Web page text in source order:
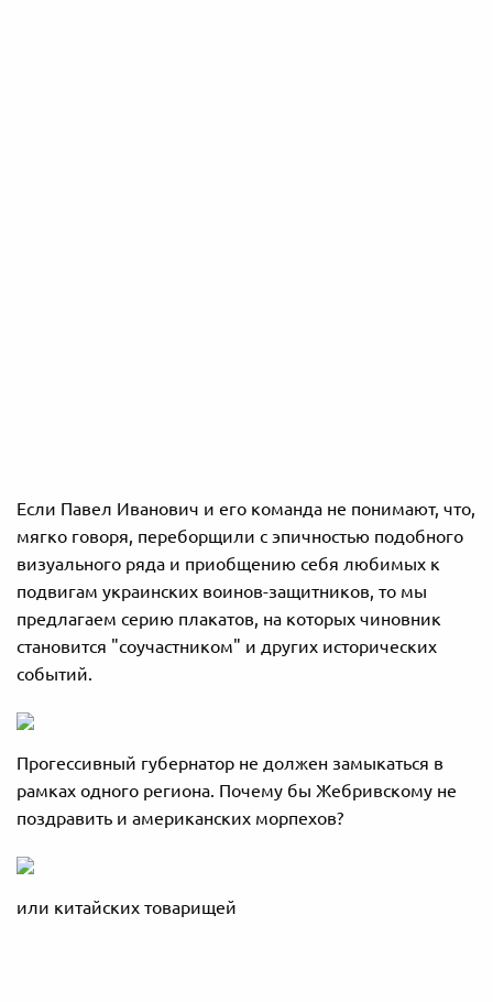
Если Павел Иванович и его команда не понимают, что,
мягко говоря, переборщили с эпичностью подобного
визуального ряда и приобщению себя любимых к
подвигам украинских воинов-защитников, то мы
предлагаем серию плакатов, на которых чиновник
становится "соучастником" и других исторических
событий.
Прогессивный губернатор не должен замыкаться в
рамках одного региона. Почему бы Жебривскому не
поздравить и американских морпехов?
или китайских товарищей